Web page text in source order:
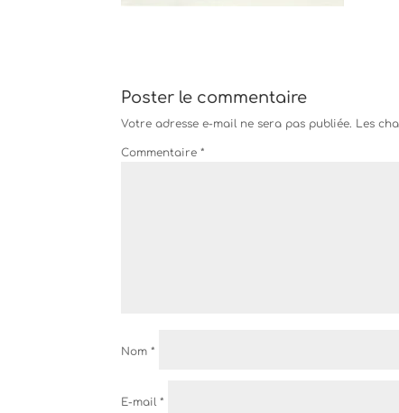
Poster le commentaire
Votre adresse e-mail ne sera pas publiée. Les
Commentaire*
Nom*
E-mail*